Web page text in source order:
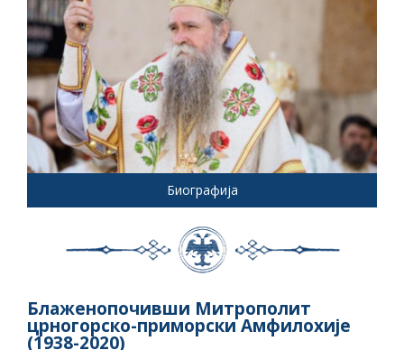
Биографија
Блаженопочивши Митрополит
црногорско-приморски Амфилохије
(1938-2020)